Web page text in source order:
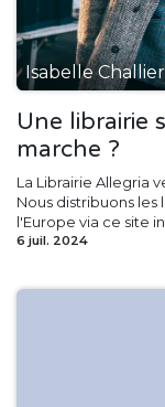
Isabelle Challier
Une librairie
marche ?
La Librairie Allegria
Nous distribuons
l'Europe via ce site
6 juil. 2024